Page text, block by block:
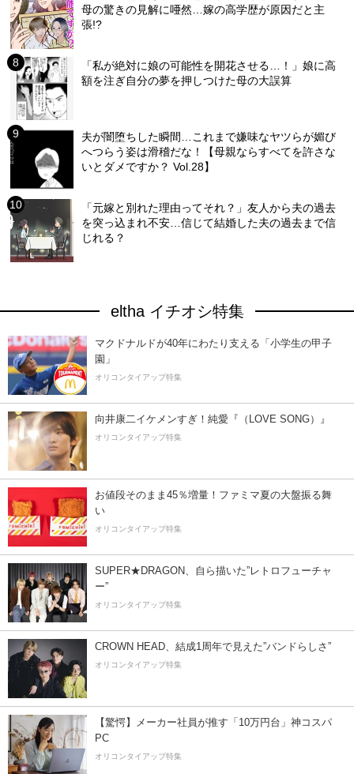
母の驚きの見解に唖然…嫁の高学歴が原因だと主
張!?
「私が絶対に娘の可能性を開花させる…！」娘に高
額を注ぎ自分の夢を押しつけた母の大誤算
夫が闇堕ちした瞬間…これまで嫌味なヤツらが媚び
へつらう姿は滑稽だな！【母親ならすべてを許さな
いとダメですか？ Vol.28】
「元嫁と別れた理由ってそれ？」友人から夫の過去
を突っ込まれ不安…信じて結婚した夫の過去まで信
じれる？
eltha イチオシ特集
マクドナルドが40年にわたり支える「小学生の甲子
園」
オリコンタイアップ特集
向井康二イケメンすぎ！純愛『（LOVE SONG）』
オリコンタイアップ特集
お値段そのまま45％増量！ファミマ夏の大盤振る舞
い
オリコンタイアップ特集
SUPER★DRAGON、自ら描いた”レトロフューチャ
ー”
オリコンタイアップ特集
CROWN HEAD、結成1周年で見えた”バンドらしさ”
オリコンタイアップ特集
【驚愕】メーカー社員が推す「10万円台」神コスパ
PC
オリコンタイアップ特集